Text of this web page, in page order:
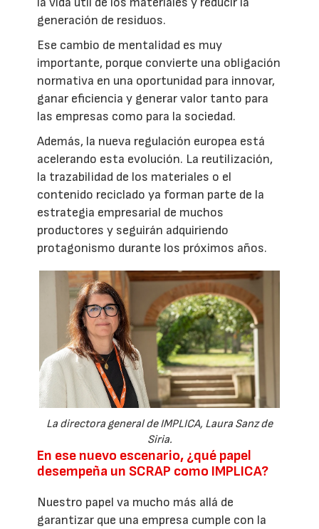
generación de residuos.
Ese cambio de mentalidad es muy
importante, porque convierte una obligación
normativa en una oportunidad para innovar,
ganar eficiencia y generar valor tanto para
las empresas como para la sociedad.
Además, la nueva regulación europea está
acelerando esta evolución. La reutilización,
la trazabilidad de los materiales o el
contenido reciclado ya forman parte de la
estrategia empresarial de muchos
productores y seguirán adquiriendo
protagonismo durante los próximos años.
La directora general de IMPLICA, Laura Sanz de
Siria.
En ese nuevo escenario, ¿qué papel
desempeña un SCRAP como IMPLICA?
Nuestro papel va mucho más allá de
garantizar que una empresa cumple con la